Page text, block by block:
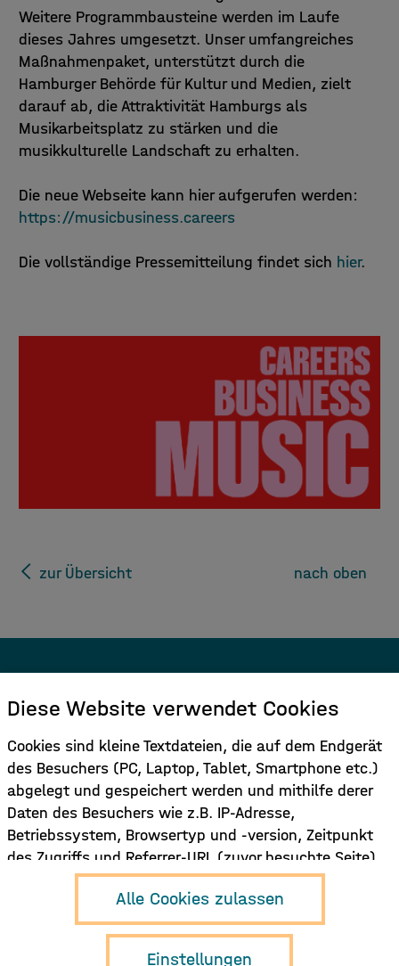
Weitere Programmbausteine werden im Laufe
dieses Jahres umgesetzt. Unser umfangreiches
Maßnahmenpaket, unterstützt durch die
Hamburger Behörde für Kultur und Medien, zielt
darauf ab, die Attraktivität Hamburgs als
Musikarbeitsplatz zu stärken und die
musikkulturelle Landschaft zu erhalten.
Die neue Webseite kann hier aufgerufen werden:
https://musicbusiness.careers
Die vollständige Pressemitteilung findet sich hier.
zur Übersicht nach oben
Melden Sie sich für den Newsletter
Hier Anmelden
Hamburg Music
Business e.V.
Neuer Pferdemarkt 1
D-20359 Hamburg
info{at}musikwirtschaft.org
Diese Website verwendet Cookies
Cookies sind kleine Textdateien, die auf dem Endgerät
des Besuchers (PC, Laptop, Tablet, Smartphone etc.)
abgelegt und gespeichert werden und mithilfe derer
Daten des Besuchers wie z.B. IP-Adresse,
Betriebssystem, Browsertyp und -version, Zeitpunkt
des Zugriffs und Referrer-URL (zuvor besuchte Seite)
verarbeitet werden. Dies dient dazu, die Nutzung der
Funktionen der Internetseite zu ermöglichen und/oder
zu erleichtern und/oder die Nutzung der Seite zu
Einstellungen
Alle Cookies zulassen